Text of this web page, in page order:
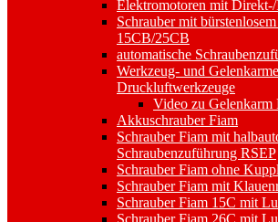
Elektromotoren mit
Schrauber mit
15CB/25CB
automatische
Werkzeug- und
Druckluftwerkzeuge
Video zu Gelenkarm
Akkuschrauber Fiam
Schrauber Fiam mit
Schraubenzuführung RSEP
Schrauber Fiam ohne
Schrauber Fiam mit
Schrauber Fiam 15C mit
Schrauber Fiam 26C mit